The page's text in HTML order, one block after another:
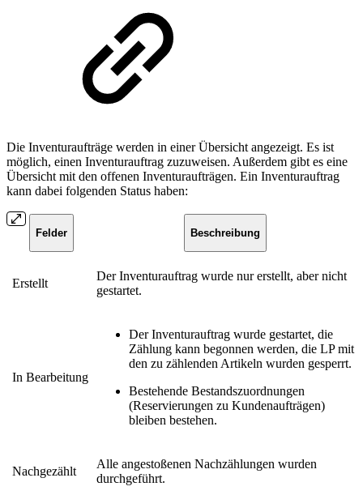
Die Inventuraufträge werden in einer Übersicht angezeigt. Es ist
möglich, einen Inventurauftrag zuzuweisen. Außerdem gibt es eine
Übersicht mit den offenen Inventuraufträgen. Ein Inventurauftrag
kann dabei folgenden Status haben:
Felder Beschreibung
Erstellt
Der Inventurauftrag wurde nur erstellt, aber nicht
gestartet.
In Bearbeitung
Der Inventurauftrag wurde gestartet, die
Zählung kann begonnen werden, die LP mit
den zu zählenden Artikeln wurden gesperrt.
Bestehende Bestandszuordnungen
(Reservierungen zu Kundenaufträgen)
bleiben bestehen.
Nachgezählt
Alle angestoßenen Nachzählungen wurden
durchgeführt.